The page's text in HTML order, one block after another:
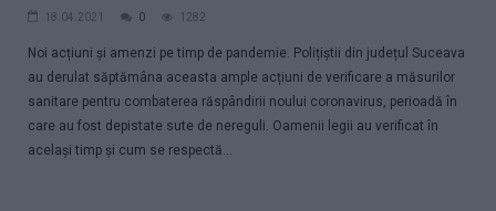
18.04.2021 0 1282
Noi acțiuni și amenzi pe timp de pandemie. Polițiștii din județul Suceava
au derulat săptămâna aceasta ample acțiuni de verificare a măsurilor
sanitare pentru combaterea răspândirii noului coronavirus, perioadă în
care au fost depistate sute de nereguli. Oamenii legii au verificat în
același timp și cum se respectă...